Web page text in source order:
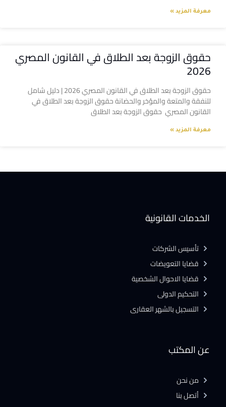
معرفة المزيد »
حقوق الزوجة بعد الطلاق في القانون المصري
2026
حقوق الزوجة بعد الطلاق في القانون المصري 2026 | دليل شامل
للنفقة والمتعة والمؤخر والحضانة حقوق الزوجة بعد الطلاق في
القانون المصري حقوق الزوجة بعد الطلاق
معرفة المزيد »
عن المكتب
من نحن
أتصل بنا
الخدمات القانونية
تأسيس الشركات
قضايا التعويضات
قضايا الاحوال الشخصية
التحكيم الدولى
التسجيل بالشهر العقارى